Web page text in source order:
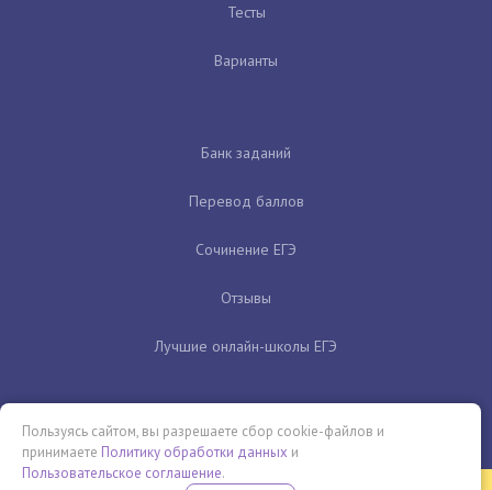
Тесты
Варианты
Банк заданий
Перевод баллов
Сочинение ЕГЭ
Отзывы
Лучшие онлайн-школы ЕГЭ
Пользуясь сайтом, вы разрешаете сбор cookie-файлов и
принимаете Политику обработки данных и
Пользовательское соглашение.